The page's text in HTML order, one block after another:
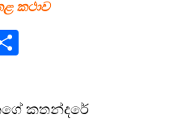
කථාව
කතන්දරේ